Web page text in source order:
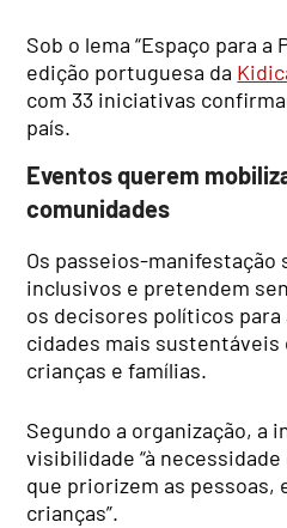
Sob o lema “Espaço para a
edição portuguesa da
com 33 iniciativas
país.
Eventos querem
comunidades
Os passeios-manifestação
inclusivos e pretendem
os decisores políticos para
cidades mais sustentáveis
crianças e famílias.
Segundo a organização, a
visibilidade “à
que priorizem as pessoas,
crianças”.